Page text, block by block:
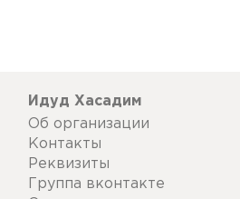
Идуд Хасадим
Об организации
Контакты
Реквизиты
Группа вконтакте